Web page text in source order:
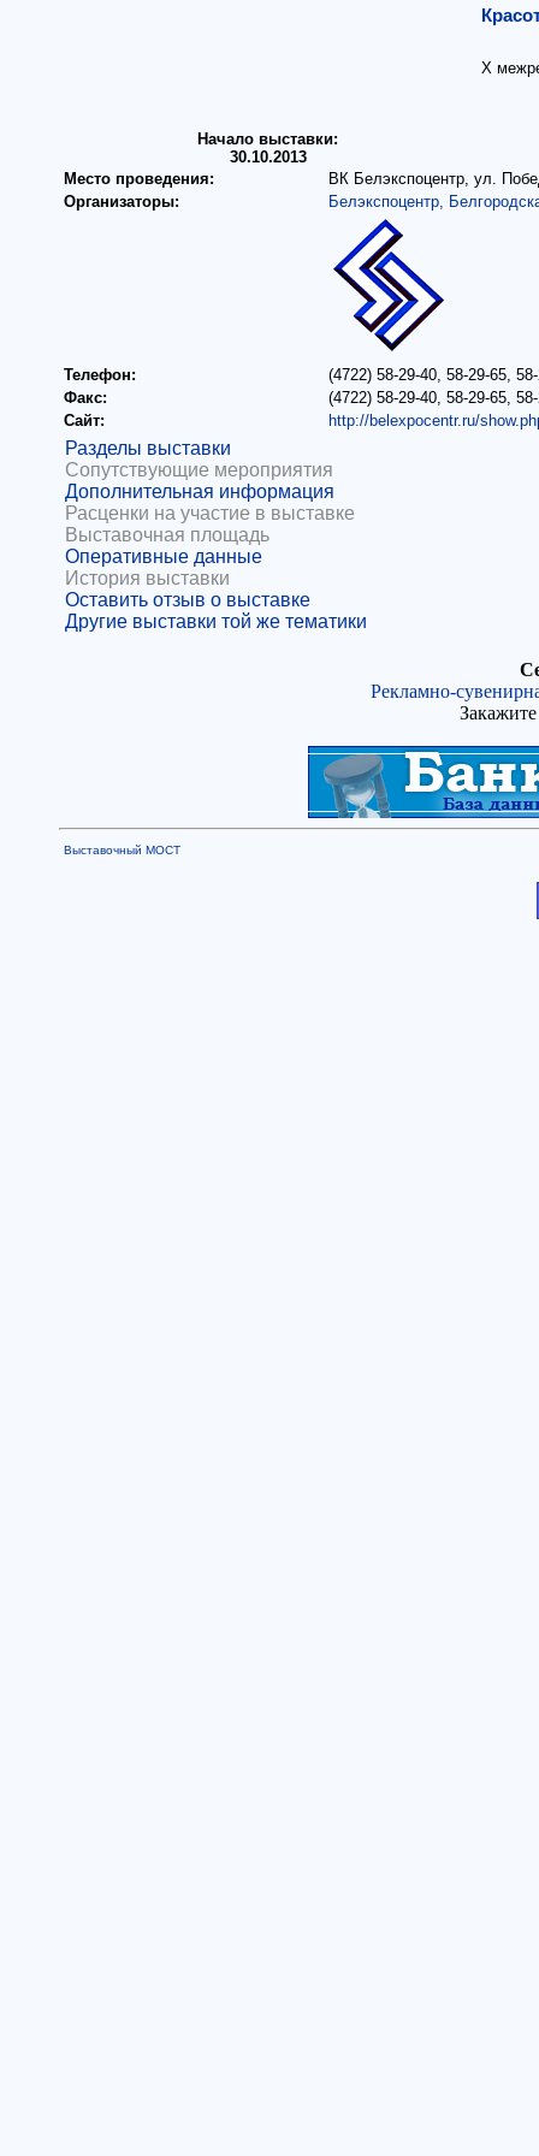
X
Начало выставки:
30.10.2013
Место проведения:
ВК Белэкспоцентр, ул.
Организаторы:
Белэкспоцентр,
Телефон:
(4722) 58-29-40, 58-29-65,
Факс:
(4722) 58-29-40, 58-29-65,
Сайт:
http://belexpocentr.ru/
Разделы выставки
Сопутствующие мероприятия
Дополнительная информация
Расценки на участие в выставке
Выставочная площадь
Оперативные данные
История выставки
Оставить отзыв о выставке
Другие выставки той же тематики
Рекламно-
Выставочный МОСТ